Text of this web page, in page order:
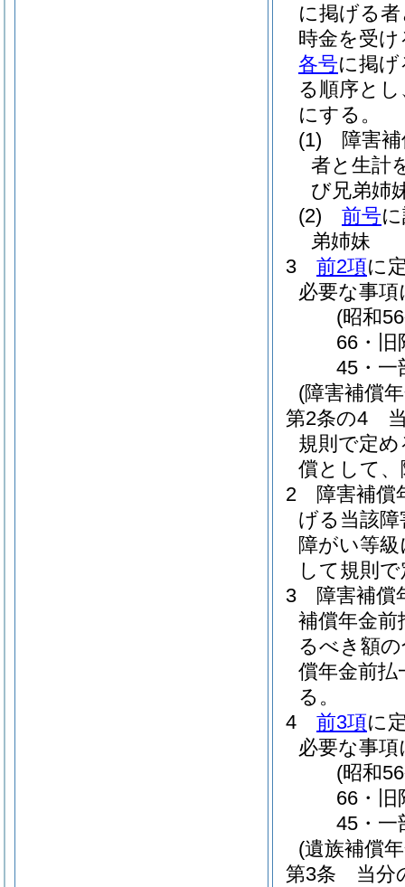
に掲げる
時金を受
各号に掲
る順序と
にする。
(1)
障害
者と生計
び兄弟姉
(2)
前号
弟姉妹
3
前2項に
必要な事
(昭和
66・旧
45・一
(障害補償
第2条の4
規則で定
償として
2
障害補償
げる当該
障がい等
して規則
3
障害補償
補償年金前
るべき額
償年金前
る。
4
前3項に
必要な事
(昭和
66・旧
45・一
(遺族補償
第3条
当分